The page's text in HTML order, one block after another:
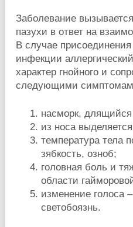
Заболевание
пазухи в ответ на
В случае
инфекции
характер гнойного и
следующими
насморк,
из носа
температура тела
зябкость, озноб;
головная боль и
области
изменение голоса
светобоязнь.